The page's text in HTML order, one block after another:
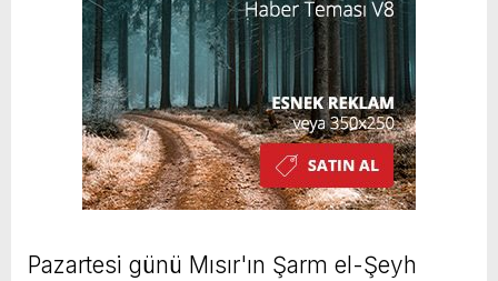
Pazartesi günü Mısır'ın Şarm el-Şeyh